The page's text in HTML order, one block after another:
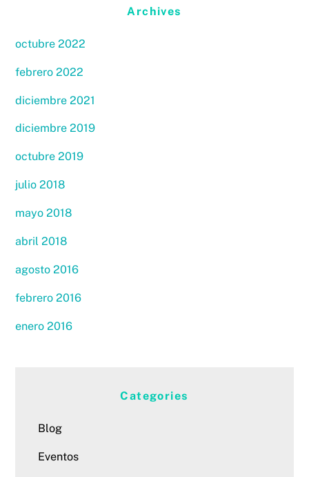
Archives
octubre 2022
febrero 2022
diciembre 2021
diciembre 2019
octubre 2019
julio 2018
mayo 2018
abril 2018
agosto 2016
febrero 2016
enero 2016
Categories
Blog
Eventos